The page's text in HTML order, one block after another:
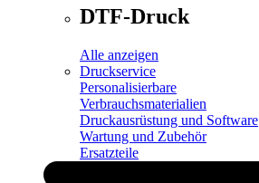
DTF-Druck
Alle anzeigen
Druckservice
Personalisierbare
Verbrauchsmaterialien
Druckausrüstung und Software
Wartung und Zubehör
Ersatzteile